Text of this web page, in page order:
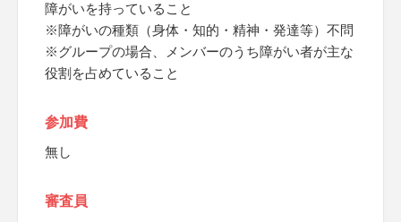
障がいを持っていること
※障がいの種類（身体・知的・精神・発達等）不問
※グループの場合、メンバーのうち障がい者が主な
役割を占めていること
参加費
無し
審査員